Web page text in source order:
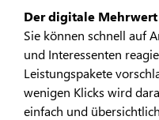
Der digitale Mehrwert
Sie können schnell auf
und Interessenten
Leistungspakete
wenigen Klicks wird
einfach und